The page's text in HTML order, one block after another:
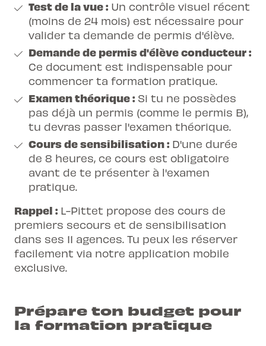
Test de la vue : Un contrôle visuel récent
(moins de 24 mois) est nécessaire pour
valider ta demande de permis d'élève.
Demande de permis d'élève conducteur :
Ce document est indispensable pour
commencer ta formation pratique.
Examen théorique : Si tu ne possèdes
pas déjà un permis (comme le permis B),
tu devras passer l'examen théorique.
Cours de sensibilisation : D'une durée
de 8 heures, ce cours est obligatoire
avant de te présenter à l'examen
pratique.
Rappel : L-Pittet propose des cours de
premiers secours et de sensibilisation
dans ses 11 agences. Tu peux les réserver
facilement via notre application mobile
exclusive.
Prépare ton budget pour
la formation pratique